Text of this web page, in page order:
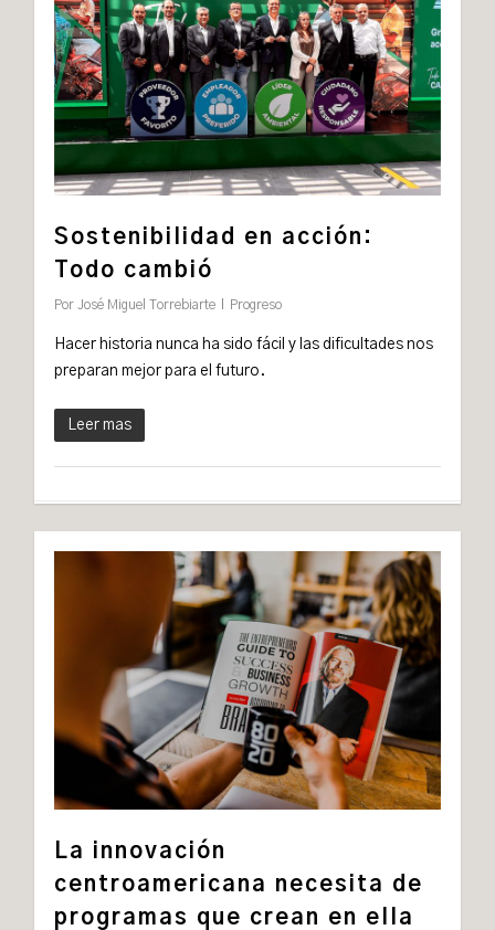
Sostenibilidad en acción:
Todo cambió
Por José Miguel Torrebiarte Progreso
Hacer historia nunca ha sido fácil y las dificultades nos
preparan mejor para el futuro.
Leer mas
La innovación
centroamericana necesita de
programas que crean en ella